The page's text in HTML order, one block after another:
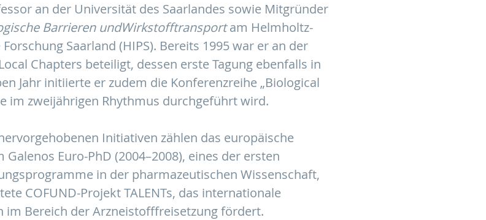
an der Universität des Saarlandes sowie Mitgründer
Barrieren undWirkstofftransportam Helmholtz-
Saarland (HIPS). Bereits 1995 war er an der
Chapters beteiligt, dessen erste Tagung ebenfalls in
Jahr initiierte er zudem die Konferenzreihe „Biological
im zweijährigen Rhythmus durchgeführt wird.
Initiativen zählen das europäische
Euro-PhD (2004–2008), eines der ersten
in der pharmazeutischen Wissenschaft,
COFUND-Projekt TALENTs, das internationale
im Bereich der Arzneistofffreisetzung fördert.